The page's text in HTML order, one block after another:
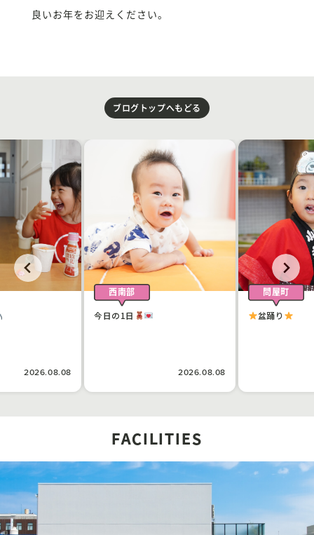
良いお年をお迎えください。
ブログトップへもどる
2026.08.08
西南部
今日の1日
2026.08.08
問屋町
盆踊り
FACILITIES